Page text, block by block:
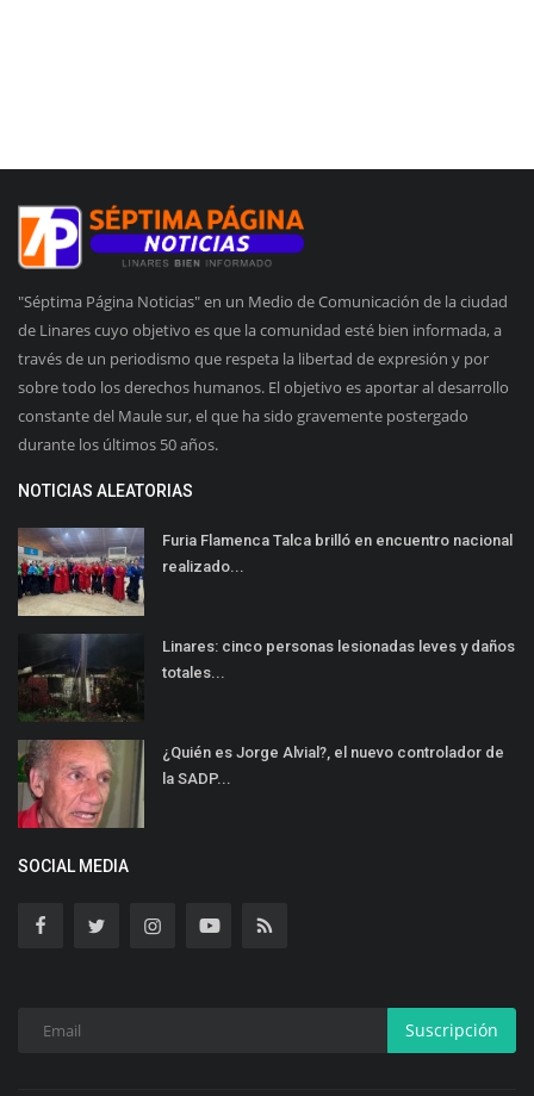
"Séptima Página Noticias" en un Medio de Comunicación de la ciudad
de Linares cuyo objetivo es que la comunidad esté bien informada, a
través de un periodismo que respeta la libertad de expresión y por
sobre todo los derechos humanos. El objetivo es aportar al desarrollo
constante del Maule sur, el que ha sido gravemente postergado
durante los últimos 50 años.
NOTICIAS ALEATORIAS
Furia Flamenca Talca brilló en encuentro nacional
realizado...
Linares: cinco personas lesionadas leves y daños
totales...
¿Quién es Jorge Alvial?, el nuevo controlador de
la SADP...
SOCIAL MEDIA
Suscripción